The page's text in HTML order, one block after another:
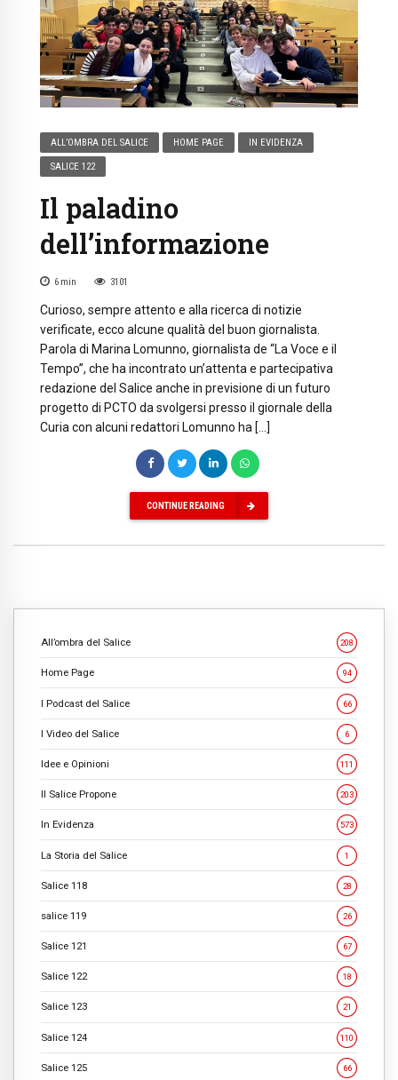
ALL’OMBRA DEL SALICE HOME PAGE IN EVIDENZA
SALICE 122
Il paladino
dell’informazione
6 min 3101
Curioso, sempre attento e alla ricerca di notizie
verificate, ecco alcune qualità del buon giornalista.
Parola di Marina Lomunno, giornalista de “La Voce e il
Tempo”, che ha incontrato un’attenta e partecipativa
redazione del Salice anche in previsione di un futuro
progetto di PCTO da svolgersi presso il giornale della
Curia con alcuni redattori Lomunno ha […]
CONTINUE READING
All’ombra del Salice 208
Home Page 94
I Podcast del Salice 66
I Video del Salice 6
Idee e Opinioni 111
Il Salice Propone 203
In Evidenza 573
La Storia del Salice 1
Salice 118 28
salice 119 26
Salice 121 67
Salice 122 18
Salice 123 21
Salice 124 110
Salice 125 66